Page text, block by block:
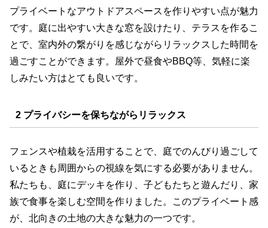
プライベートなアウトドアスペースを作りやすい点が魅力
です。庭に出やすい大きな窓を設けたり、テラスを作るこ
とで、室内外の繋がりを感じながらリラックスした時間を
過ごすことができます。屋外で昼食やBBQ等、気軽に楽
しみたい方はとても良いです。
2 プライバシーを保ちながらリラックス
フェンスや植栽を活用することで、庭でのんびり過ごして
いるときも周囲からの視線を気にする必要がありません。
私たちも、庭にデッキを作り、子どもたちと遊んだり、家
族で食事を楽しむ空間を作りました。このプライベート感
が、北向きの土地の大きな魅力の一つです。